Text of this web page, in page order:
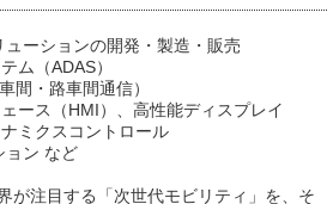
ーションの開発・製造・販売
ム（ADAS）
間・路車間通信）
ース（HMI）、高性能ディスプレイ
ミクスコントロール
ョン など
が注目する「次世代モビリティ」を、そ